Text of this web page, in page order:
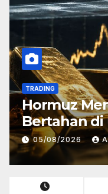
TRADING
Hormuz
Bertahan di
05/08/2026